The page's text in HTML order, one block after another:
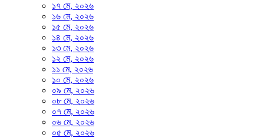
১৭ মে, ২০২৬
১৬ মে, ২০২৬
১৫ মে, ২০২৬
১৪ মে, ২০২৬
১৩ মে, ২০২৬
১২ মে, ২০২৬
১১ মে, ২০২৬
১০ মে, ২০২৬
০৯ মে, ২০২৬
০৮ মে, ২০২৬
০৭ মে, ২০২৬
০৬ মে, ২০২৬
০৫ মে, ২০২৬